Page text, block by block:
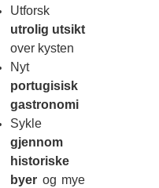
Utforsk
utrolig utsikt
over kysten
Nyt
portugisisk
gastronomi
Sykle
gjennom
historiske
byer og mye